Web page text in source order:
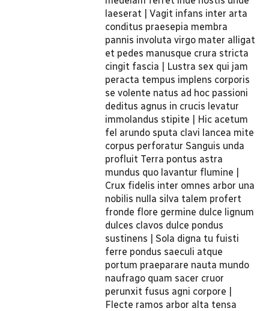
laeserat | Vagit infans inter arta
conditus praesepia membra
pannis involuta virgo mater alligat
et pedes manusque crura stricta
cingit fascia | Lustra sex qui jam
peracta tempus implens corporis
se volente natus ad hoc passioni
deditus agnus in crucis levatur
immolandus stipite | Hic acetum
fel arundo sputa clavi lancea mite
corpus perforatur Sanguis unda
profluit Terra pontus astra
mundus quo lavantur flumine |
Crux fidelis inter omnes arbor una
nobilis nulla silva talem profert
fronde flore germine dulce lignum
dulces clavos dulce pondus
sustinens | Sola digna tu fuisti
ferre pondus saeculi atque
portum praeparare nauta mundo
naufrago quam sacer cruor
perunxit fusus agni corpore |
Flecte ramos arbor alta tensa